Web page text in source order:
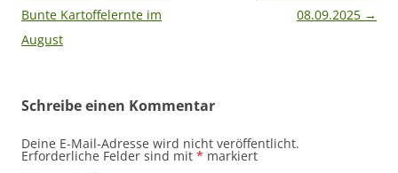
Bunte Kartoffelernte im
August
08.09.2025 →
Schreibe einen Kommentar
Deine E-Mail-Adresse wird nicht veröffentlicht.
Erforderliche Felder sind mit * markiert